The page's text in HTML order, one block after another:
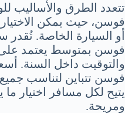
تتعدد الطرق والأساليب
فوسن، حيث يمكن الاختيار
أو السيارة الخاصة.
فوسن بمتوسط يعتمد على
والتوقيت داخل السنة.
فوسن تتباين لتناسب جميع
يتيح لكل مسافر اختيار
ومريحة.